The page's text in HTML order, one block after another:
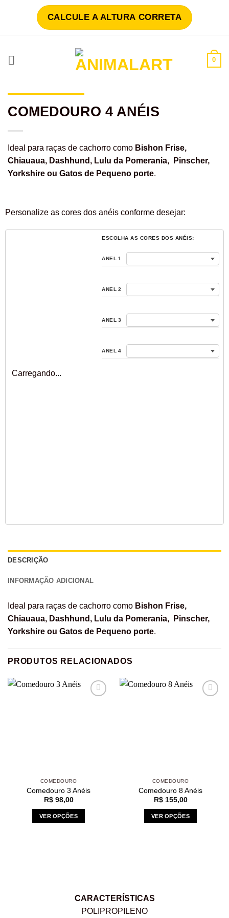
CALCULE A ALTURA CORRETA
0
COMEDOURO 4 ANÉIS
Ideal para raças de cachorro como Bishon Frise,
Chiauaua, Dashhund, Lulu da Pomerania, Pinscher,
Yorkshire ou Gatos de Pequeno porte.
Personalize as cores dos anéis conforme desejar:
ANEL 1
ANEL 2
ANEL 3
ANEL 4
Carregando...
DESCRIÇÃO
INFORMAÇÃO ADICIONAL
Ideal para raças de cachorro como Bishon Frise,
Chiauaua, Dashhund, Lulu da Pomerania, Pinscher,
Yorkshire ou Gatos de Pequeno porte.
PRODUTOS RELACIONADOS
COMEDOURO
Comedouro 3 Anéis
R$98,00
VER OPÇÕES
COMEDOURO
Comedouro 8 Anéis
R$155,00
VER OPÇÕES
CARACTERÍSTICAS
POLIPROPILENO